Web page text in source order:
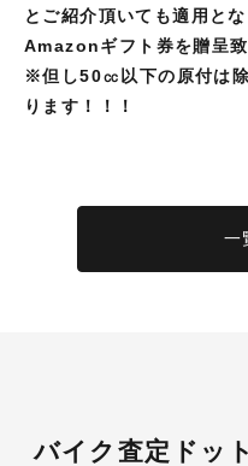
とご紹介頂いても適用と
Amazonギフト券を贈呈致
※但し50㏄以下の原付は
ります！！！
一
バイク査定ドッ